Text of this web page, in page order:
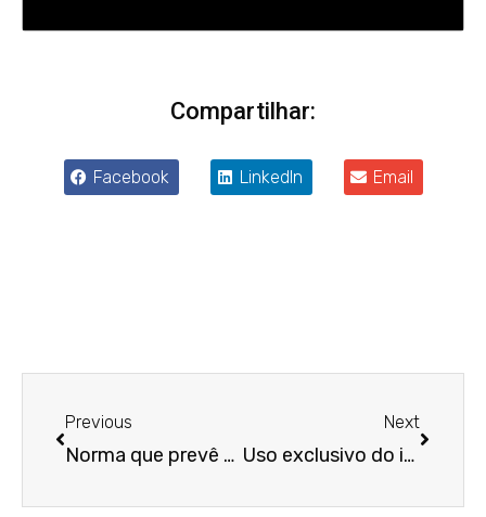
Compartilhar:
Facebook LinkedIn Email
Previous
Norma que prevê pagamento de salários após quinto dia útil é inválida
Next
Uso exclusivo do imóvel obriga inventariante a pagar IPTU e condomínio, decide Terceira Turma